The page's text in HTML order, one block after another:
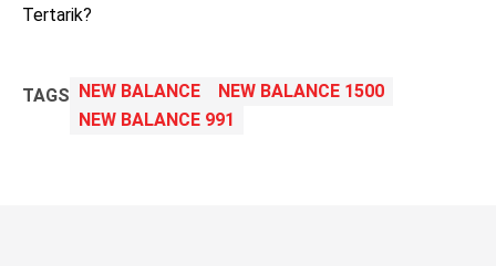
Tertarik?
TAGS NEW BALANCE
NEW BALANCE 1500
NEW BALANCE 991